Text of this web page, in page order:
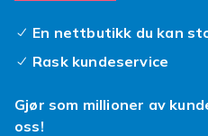
men ikke glem å lese
å se om funksjonene
ønsker å klage på
saken din.
En nettbutikk du kan
Rask kundeservice
Gjør som millioner av
oss!